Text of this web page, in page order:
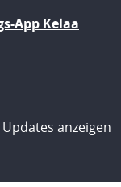
App Kelaa
anzeigen